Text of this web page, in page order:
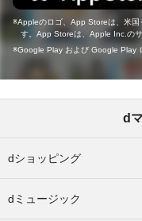
Appleのロゴ、App Storeは、米
す。App Storeは、Apple Inc.のサ
Google Play および Google Play
d
dショッピング
dミュージック